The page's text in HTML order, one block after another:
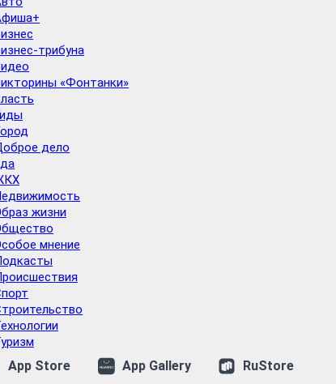
трибуна
«Фонтанки»
дело
жизни
мнение
App Store App Gallery RuStore